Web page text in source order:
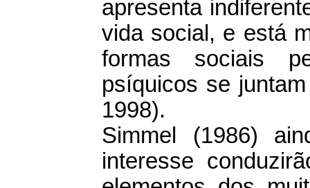
apresenta
vida social, e está
formas sociais
psíquicos se
1998).
Simmel (1986)
interesse